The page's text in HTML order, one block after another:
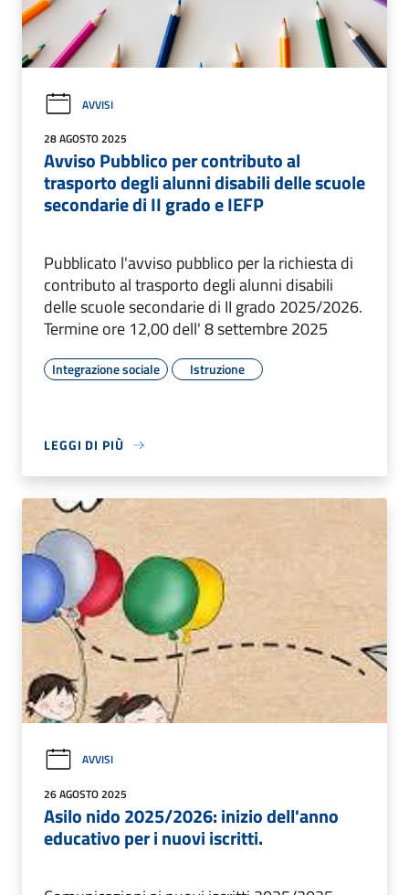
AVVISI
28 AGOSTO 2025
Avviso Pubblico per contributo al
trasporto degli alunni disabili delle scuole
secondarie di II grado e IEFP
Pubblicato l'avviso pubblico per la richiesta di
contributo al trasporto degli alunni disabili
delle scuole secondarie di II grado 2025/2026.
Termine ore 12,00 dell' 8 settembre 2025
Integrazione sociale Istruzione
LEGGI DI PIÙ
AVVISI
26 AGOSTO 2025
Asilo nido 2025/2026: inizio dell'anno
educativo per i nuovi iscritti.